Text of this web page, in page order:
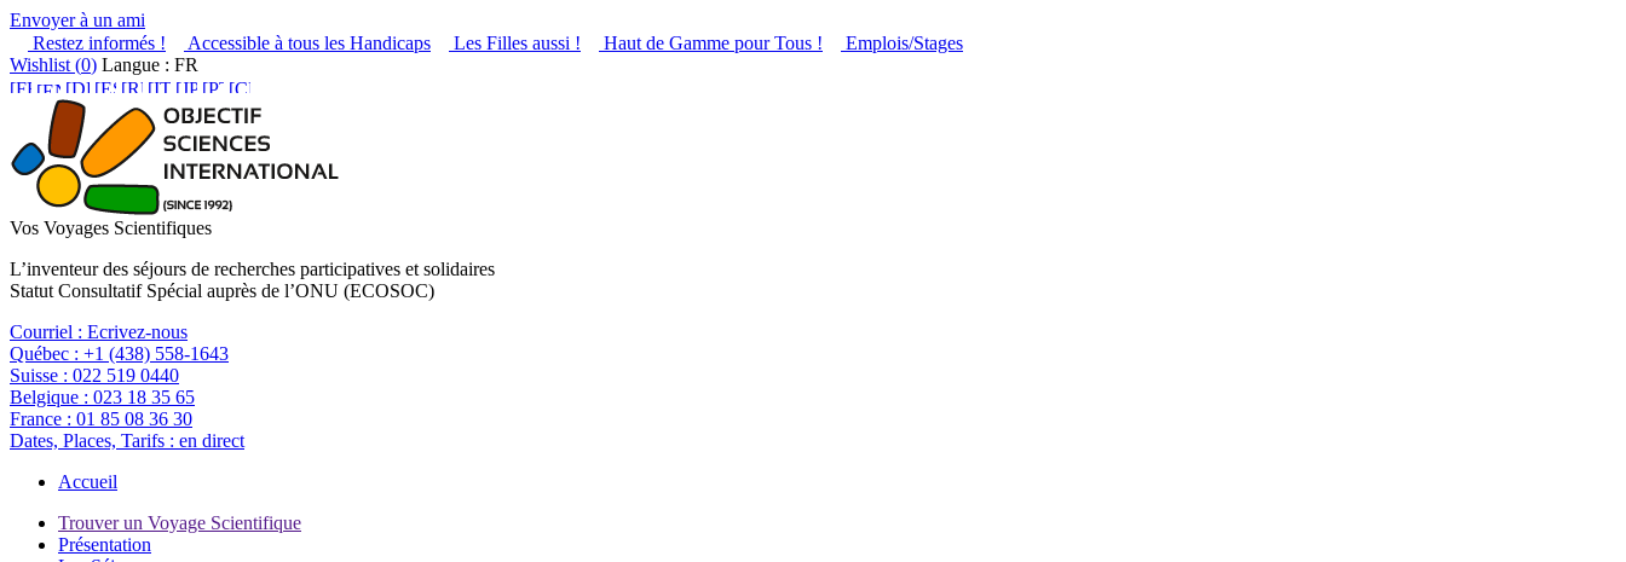
Envoyer à un ami
Restez informés !
Accessible à tous les Handicaps Les Filles aussi ! Haut de Gamme pour Tous !
Emplois/Stages
Wishlist (0) Langue : FR
Vos Voyages Scientifiques
L’inventeur des séjours de recherches participatives et solidaires
Statut Consultatif Spécial auprès de l’ONU (ECOSOC)
Courriel : Ecrivez-nous
Québec : +1 (438) 558-1643
Suisse : 022 519 0440
Belgique : 023 18 35 65
France : 01 85 08 36 30
Dates, Places, Tarifs : en direct
Accueil
Trouver un Voyage Scientifique
Présentation